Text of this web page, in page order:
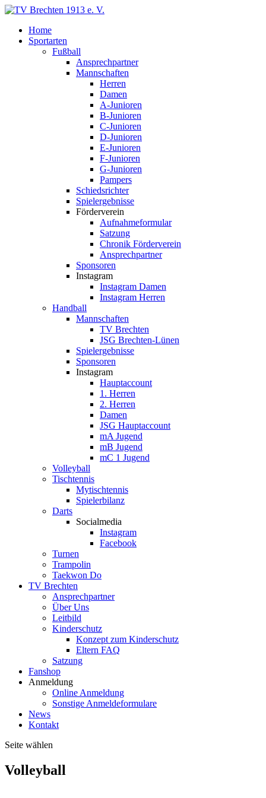
Home
Sportarten
Fußball
Ansprechpartner
Mannschaften
Herren
Damen
A-Junioren
B-Junioren
C-Junioren
D-Junioren
E-Junioren
F-Junioren
G-Junioren
Pampers
Schiedsrichter
Spielergebnisse
Förderverein
Aufnahmeformular
Satzung
Chronik Förderverein
Ansprechpartner
Sponsoren
Instagram
Instagram Damen
Instagram Herren
Handball
Mannschaften
TV Brechten
JSG Brechten-Lünen
Spielergebnisse
Sponsoren
Instagram
Hauptaccount
1. Herren
2. Herren
Damen
JSG Hauptaccount
mA Jugend
mB Jugend
mC 1 Jugend
Volleyball
Tischtennis
Mytischtennis
Spielerbilanz
Darts
Socialmedia
Instagram
Facebook
Turnen
Trampolin
Taekwon Do
TV Brechten
Ansprechpartner
Über Uns
Leitbild
Kinderschutz
Konzept zum Kinderschutz
Eltern FAQ
Satzung
Fanshop
Anmeldung
Online Anmeldung
Sonstige Anmeldeformulare
News
Kontakt
Seite wählen
Volleyball